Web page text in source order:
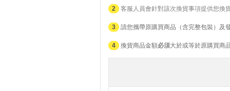
2 客服人員會針對該次換貨事項提供您換
3 請您攜帶原購買商品（含完整包裝）及
4 換貨商品金額必須大於或等於原購買商